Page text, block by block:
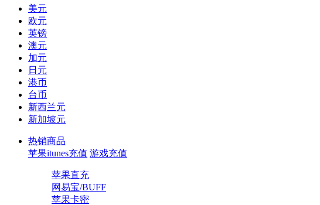
美元
欧元
英镑
澳元
加元
日元
港币
台币
新西兰元
新加坡元
热销商品
苹果itunes充值 游戏充值
苹果直充
网易宝/BUFF
苹果卡密